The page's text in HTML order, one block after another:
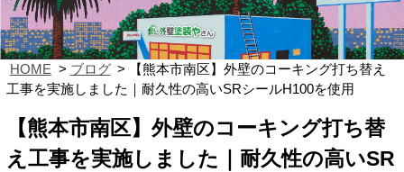
HOME ブログ
【熊本市南区】外壁のコーキング打ち替え
工事を実施しました｜耐久性の高いSRシールH100を使用
【熊本市南区】外壁のコーキング打ち替
え工事を実施しました｜耐久性の高いSR